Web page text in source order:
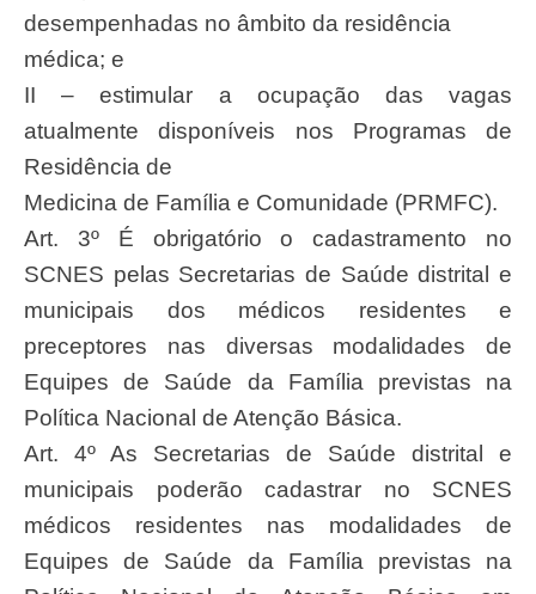
desempenhadas no âmbito da residência
médica; e
II – estimular a ocupação das vagas
atualmente disponíveis nos Programas de
Residência de
Medicina de Família e Comunidade (PRMFC).
Art. 3º É obrigatório o cadastramento no
SCNES pelas Secretarias de Saúde distrital e
municipais dos médicos residentes e
preceptores nas diversas modalidades de
Equipes de Saúde da Família previstas na
Política Nacional de Atenção Básica.
Art. 4º As Secretarias de Saúde distrital e
municipais poderão cadastrar no SCNES
médicos residentes nas modalidades de
Equipes de Saúde da Família previstas na